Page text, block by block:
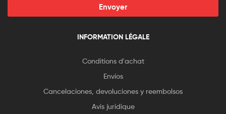
Envoyer
INFORMATION LÉGALE
Conditions d'achat
Envíos
Cancelaciones, devoluciones y reembolsos
Avis juridique